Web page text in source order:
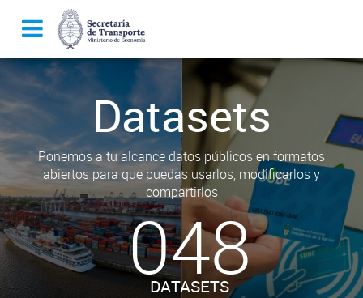
Datasets
Ponemos a tu alcance datos públicos en formatos
abiertos para que puedas usarlos, modificarlos y
compartirlos
048
DATASETS